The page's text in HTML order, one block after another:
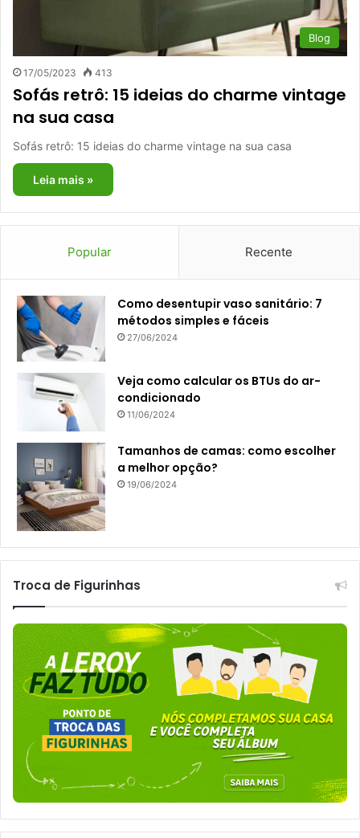
Blog
17/05/2023 413
Sofás retrô: 15 ideias do charme vintage
na sua casa
Sofás retrô: 15 ideias do charme vintage na sua casa
Leia mais »
Popular Recente
Como desentupir vaso sanitário: 7
métodos simples e fáceis
27/06/2024
Veja como calcular os BTUs do ar-
condicionado
11/06/2024
Tamanhos de camas: como escolher
a melhor opção?
19/06/2024
Troca de Figurinhas